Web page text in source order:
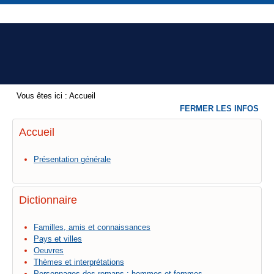
Vous êtes ici : Accueil
Accueil
Présentation générale
Dictionnaire
Familles, amis et connaissances
Pays et villes
Oeuvres
Thèmes et interprétations
FERMER LES INFOS